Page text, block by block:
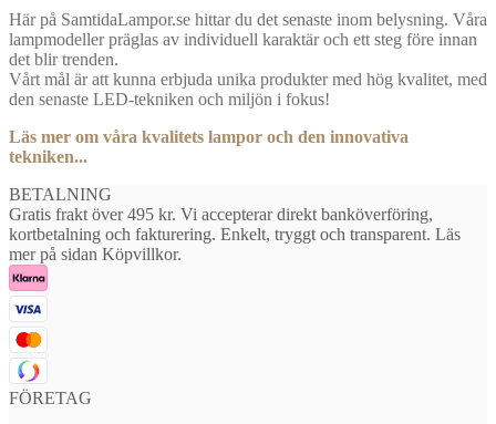
Här på SamtidaLampor.se hittar du det senaste inom belysning. Våra
lampmodeller präglas av individuell karaktär och ett steg före innan
det blir trenden.
Vårt mål är att kunna erbjuda unika produkter med hög kvalitet, med
den senaste LED-tekniken och miljön i fokus!
Läs mer om våra kvalitets lampor och den innovativa
tekniken...
BETALNING
Gratis frakt över 495 kr. Vi accepterar direkt banköverföring,
kortbetalning och fakturering. Enkelt, tryggt och transparent. Läs
mer på sidan Köpvillkor.
FÖRETAG